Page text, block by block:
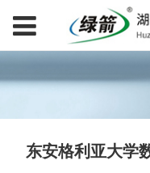
东安格利亚大学